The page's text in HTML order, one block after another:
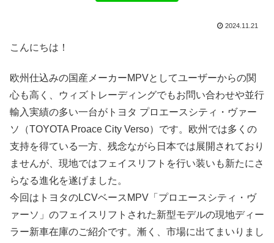
2024.11.21
こんにちは！
欧州仕込みの国産メーカーMPVとしてユーザーからの関
心も高く、ウィズトレーディングでもお問い合わせや並行
輸入実績の多い一台がトヨタ プロエースシティ・ヴァー
ソ（TOYOTA Proace City Verso）です。欧州では多くの
支持を得ている一方、残念ながら日本では展開されており
ませんが、現地ではフェイスリフトを行い装いも新たにさ
らなる進化を遂げました。
今回はトヨタのLCVベースMPV「プロエースシティ・ヴ
ァーソ」のフェイスリフトされた新型モデルの現地ディー
ラー新車在庫のご紹介です。漸く、市場に出てまいりまし